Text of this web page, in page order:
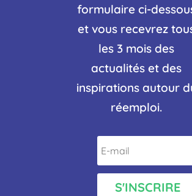
formulaire ci-
et vous recevrez
les 3 mois des
actualités et des
inspirations autour
réemploi.
S'INSCRIRE